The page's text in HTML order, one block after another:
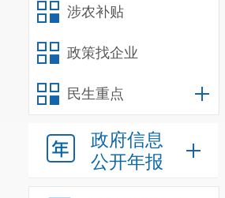
涉农补贴
政策找企业
民生重点
政府信息
公开年报